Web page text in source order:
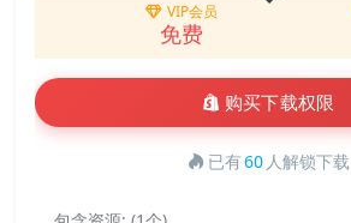
VIP会员
免费
购买下载权限
已有60 人解锁下载